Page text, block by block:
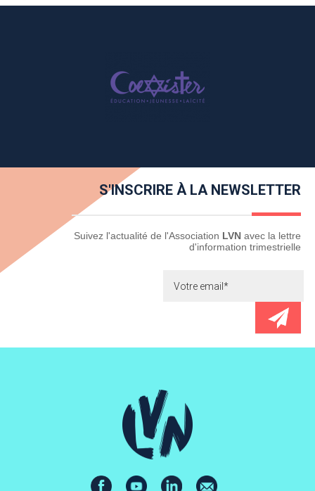
S'INSCRIRE À LA NEWSLETTER
Newsletter Suivez l'actualité de l'Association LVN avec la lettre
d'information trimestrielle